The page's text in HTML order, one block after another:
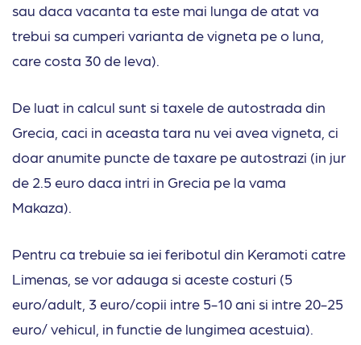
sau daca vacanta ta este mai lunga de atat va
trebui sa cumperi varianta de vigneta pe o luna,
care costa 30 de leva).
De luat in calcul sunt si taxele de autostrada din
Grecia, caci in aceasta tara nu vei avea vigneta, ci
doar anumite puncte de taxare pe autostrazi (in jur
de 2.5 euro daca intri in Grecia pe la vama
Makaza).
Pentru ca trebuie sa iei feribotul din Keramoti catre
Limenas, se vor adauga si aceste costuri (5
euro/adult, 3 euro/copii intre 5-10 ani si intre 20-25
euro/ vehicul, in functie de lungimea acestuia).